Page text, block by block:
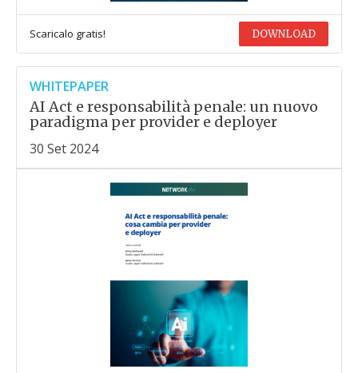
Scaricalo gratis! DOWNLOAD
WHITEPAPER
AI Act e responsabilità penale: un nuovo
paradigma per provider e deployer
30 Set 2024